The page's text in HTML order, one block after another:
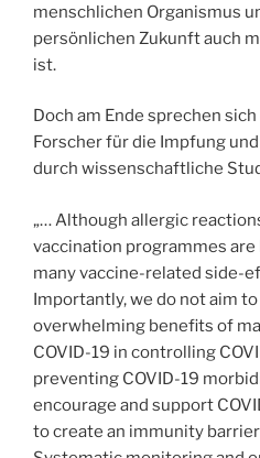
menschlichen Organismus
persönlichen Zukunft auch
ist.
Doch am Ende sprechen
Forscher für die Impfung
durch wissenschaftliche
„… Although allergic
vaccination programmes
many vaccine-related side-
Importantly, we do not aim
overwhelming benefits of
COVID-19 in controlling
preventing COVID-19
encourage and support
to create an immunity